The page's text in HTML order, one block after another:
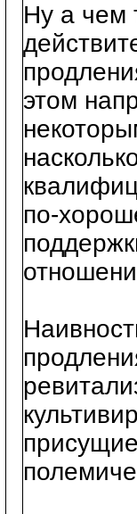
Ну а чем
этом
по-